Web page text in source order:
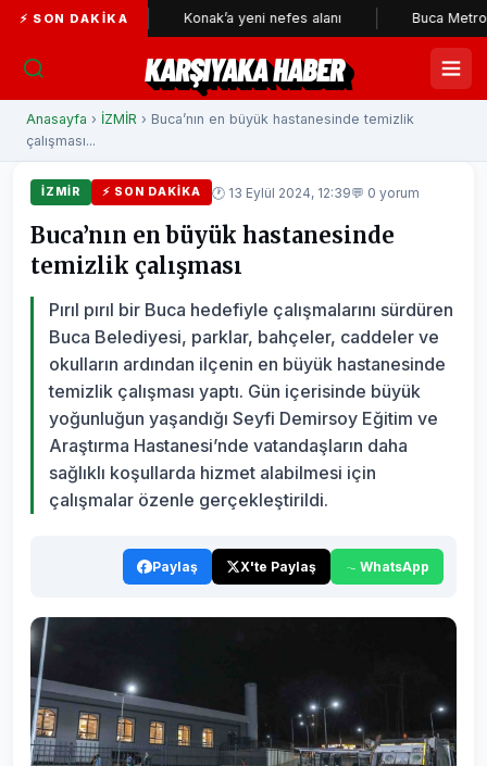
⚡ SON DAKIKAKonak’a yeni nefes alanı Buca Metrosu'nda
KARŞIYAKA HABER
Anasayfa › İZMİR › Buca’nın en büyük hastanesinde temizlik
çalışması...
İZMİR ⚡ SON DAKIKA 🕐 13 Eylül 2024, 12:39💬 0 yorum
Buca’nın en büyük hastanesinde
temizlik çalışması
Pırıl pırıl bir Buca hedefiyle çalışmalarını sürdüren
Buca Belediyesi, parklar, bahçeler, caddeler ve
okulların ardından ilçenin en büyük hastanesinde
temizlik çalışması yaptı. Gün içerisinde büyük
yoğunluğun yaşandığı Seyfi Demirsoy Eğitim ve
Araştırma Hastanesi’nde vatandaşların daha
sağlıklı koşullarda hizmet alabilmesi için
çalışmalar özenle gerçekleştirildi.
Paylaş X'te Paylaş WhatsApp